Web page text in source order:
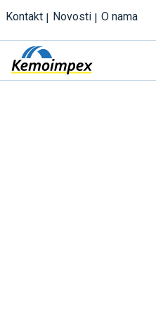
Kontakt Novosti O nama